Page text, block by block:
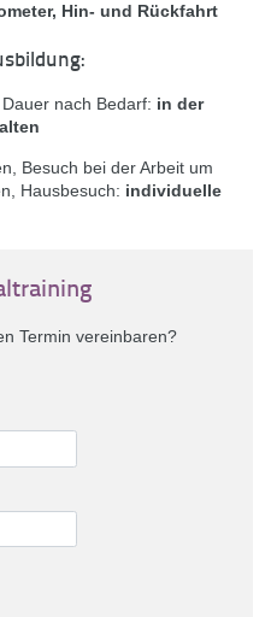
Hin- und Rückfahrt
nach Bedarf: in der
Besuch bei der Arbeit um
Hausbesuch: individuelle
Termin vereinbaren?